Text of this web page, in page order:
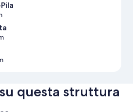
questa struttura